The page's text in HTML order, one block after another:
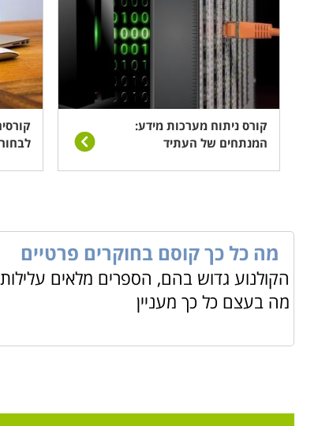
קורס ניתוח מערכות מידע:
המנתחים של העתיד
מה כל כך קוסם בחוקרים פרטיים
הקולנוע גדוש בהם, הספרים מלאים
מה בעצם כל כך מעניין